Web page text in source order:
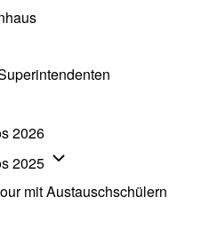
von Berichte
2026
2025 Unternavigation von
mit Austauschschülern